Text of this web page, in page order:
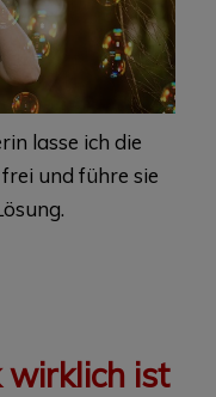
lasse ich die
und führe sie
wirklich ist